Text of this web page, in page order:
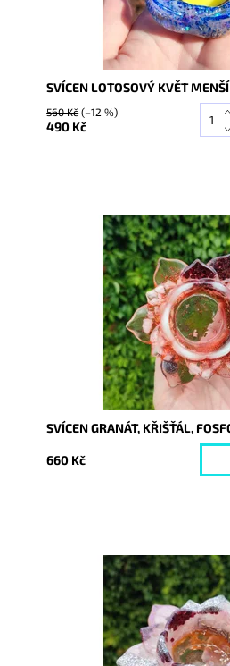
SVÍCEN LOTOSOVÝ KVĚT MENŠÍ
560 Kč(–12 %)
490 Kč
Dostupnost:
Vyprodáno
9037
SVÍCEN GRANÁT, KŘIŠŤÁL,
660 Kč
Dostupnost:
Vyprodáno
9191